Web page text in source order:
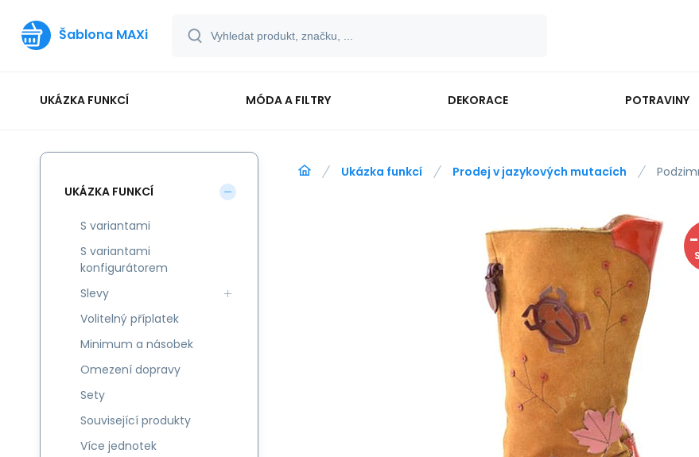
Šablona MAXi
UKÁZKA FUNKCÍ MÓDA A FILTRY DEKORACE POTRAVINY
Ukázka funkcí Prodej v jazykových mutacích
-
UKÁZKA FUNKCÍ
S variantami
S variantami
konfigurátorem
Slevy
Volitelný příplatek
Minimum a násobek
Omezení dopravy
Sety
Související produkty
Více jednotek